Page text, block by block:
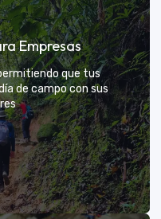
para el descanso y la
Empresas
que tus
de campo con sus